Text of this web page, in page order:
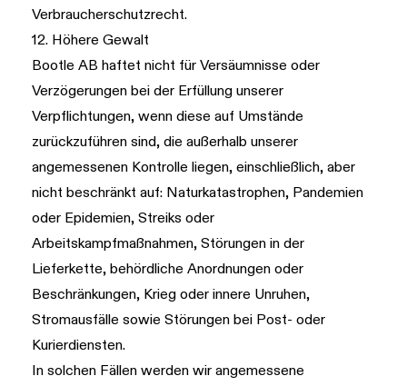
Verbraucherschutzrecht.
12. Höhere Gewalt
Bootle AB haftet nicht für Versäumnisse oder
Verzögerungen bei der Erfüllung unserer
Verpflichtungen, wenn diese auf Umstände
zurückzuführen sind, die außerhalb unserer
angemessenen Kontrolle liegen, einschließlich, aber
nicht beschränkt auf: Naturkatastrophen, Pandemien
oder Epidemien, Streiks oder
Arbeitskampfmaßnahmen, Störungen in der
Lieferkette, behördliche Anordnungen oder
Beschränkungen, Krieg oder innere Unruhen,
Stromausfälle sowie Störungen bei Post- oder
Kurierdiensten.
In solchen Fällen werden wir angemessene